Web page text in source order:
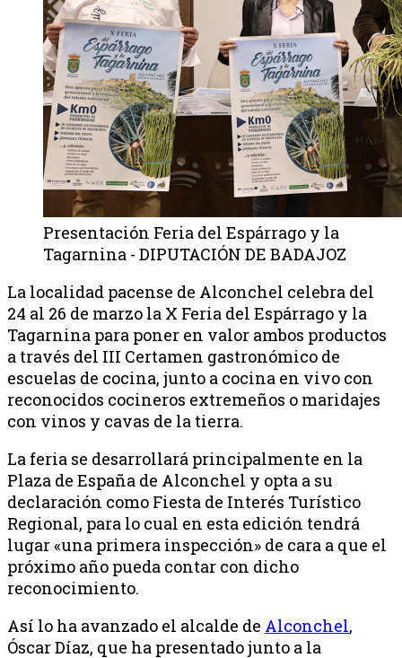
Presentación Feria del Espárrago y la
Tagarnina - DIPUTACIÓN DE BADAJOZ
La localidad pacense de Alconchel celebra del
24 al 26 de marzo la X Feria del Espárrago y la
Tagarnina para poner en valor ambos productos
a través del III Certamen gastronómico de
escuelas de cocina, junto a cocina en vivo con
reconocidos cocineros extremeños o maridajes
con vinos y cavas de la tierra.
La feria se desarrollará principalmente en la
Plaza de España de Alconchel y opta a su
declaración como Fiesta de Interés Turístico
Regional, para lo cual en esta edición tendrá
lugar «una primera inspección» de cara a que el
próximo año pueda contar con dicho
reconocimiento.
Así lo ha avanzado el alcalde de Alconchel,
Óscar Díaz, que ha presentado junto a la